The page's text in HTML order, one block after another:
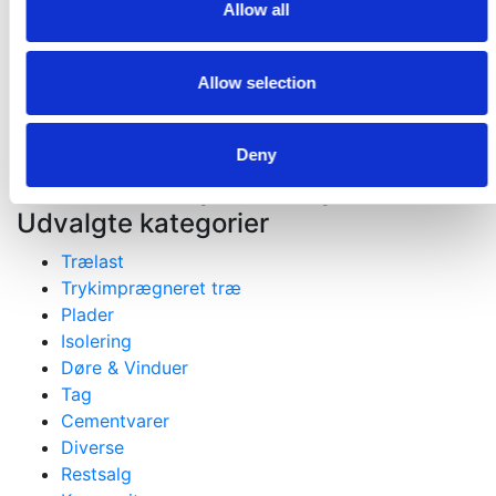
Allow all
Allow selection
Deny
Materialer til nybygning, ombygning og tilbygning
Gejlhavegård 13 b - 6000 Kolding
CVR: 2003 3045
Man - Fre: 9-17 Lørdag: 9-12, Søndag lukket
Udvalgte kategorier
Trælast
Trykimprægneret træ
Plader
Isolering
Døre & Vinduer
Tag
Cementvarer
Diverse
Restsalg